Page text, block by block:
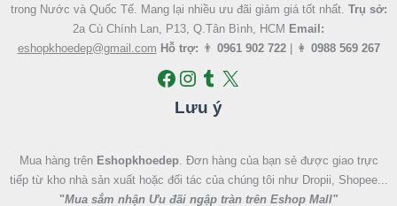
trong Nước và Quốc Tế. Mang lại nhiều ưu đãi giảm giá tốt nhất. Trụ sở:
2a Cù Chính Lan, P13, Q.Tân Bình, HCM Email:
eshopkhoedep@gmail.com Hỗ trợ: 👨 0961 902 722| 👩 0988 569 267
Lưu ý
Mua hàng trên Eshopkhoedep. Đơn hàng của bạn sẻ được giao trực
tiếp từ kho nhà sản xuất hoặc đối tác của chúng tôi như Dropii, Shopee...
"Mua sắm nhận Ưu đãi ngập tràn trên Eshop Mall"